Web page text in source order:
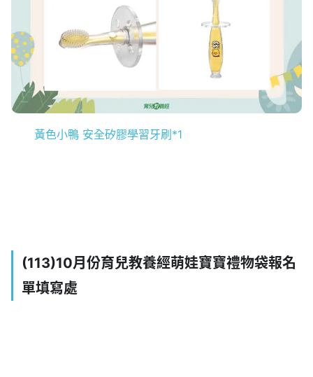
黃色小鴨 安全矽膠學習牙刷*1
(113)10月份育兒教養經萌娃寶寶禮物袋報名
單填寫處